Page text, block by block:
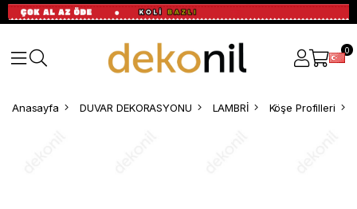
0
Anasayfa DUVAR DEKORASYONU LAMBRİ Köşe Profilleri